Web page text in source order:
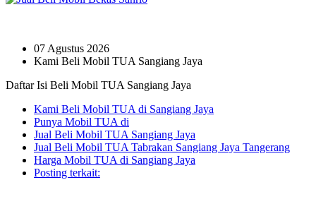
07 Agustus 2026
Kami Beli Mobil TUA Sangiang Jaya
Daftar Isi Beli Mobil TUA Sangiang Jaya
Kami Beli Mobil TUA di Sangiang Jaya
Punya Mobil TUA di
Jual Beli Mobil TUA Sangiang Jaya
Jual Beli Mobil TUA Tabrakan Sangiang Jaya Tangerang
Harga Mobil TUA di Sangiang Jaya
Posting terkait: